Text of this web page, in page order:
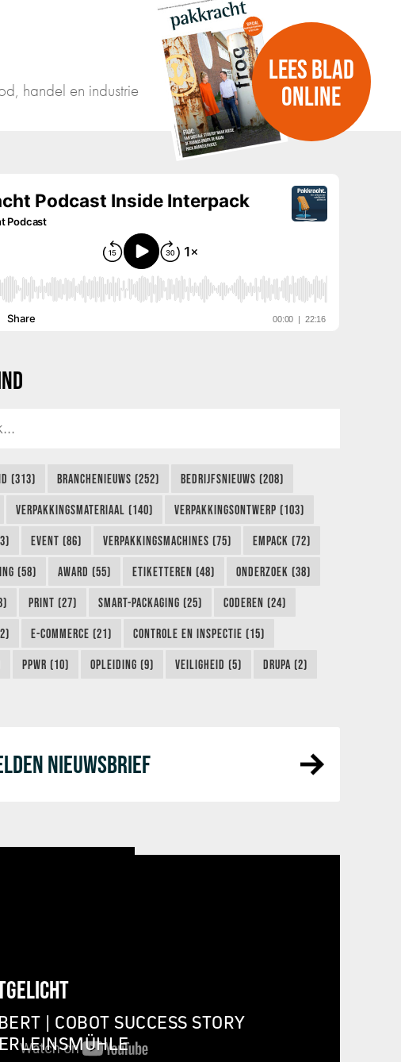
handel en industrie
LEES BLAD
ONLINE
(313) BRANCHENIEUWS (252) BEDRIJFSNIEUWS (208)
VERPAKKINGSMATERIAAL (140) VERPAKKINGSONTWERP (103)
EVENT (86) VERPAKKINGSMACHINES (75) EMPACK (72)
(58) AWARD (55) ETIKETTEREN (48) ONDERZOEK (38)
PRINT (27) SMART-PACKAGING (25) CODEREN (24)
E-COMMERCE (21) CONTROLE EN INSPECTIE (15)
PPWR (10) OPLEIDING (9) VEILIGHEID (5) DRUPA (2)
NIEUWSBRIEF
| COBOT SUCCESS STORY